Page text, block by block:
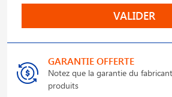
VALIDER
GARANTIE OFFERTE
Notez que la garantie du
produits